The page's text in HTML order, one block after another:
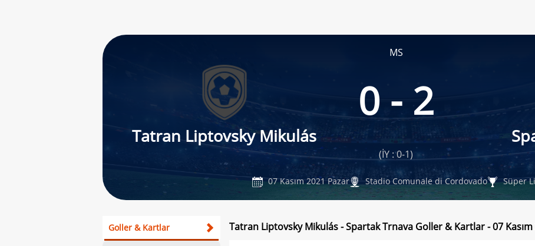
MS
Tatran Liptovsky Mikulás
0 - 2
(İY : 0-1)
07 Kasım 2021 Pazar Stadio Comunale di Cordovado Süper
Goller & Kartlar Tatran Liptovsky Mikulás - Spartak Trnava Goller & Kartlar - 07 Kasım